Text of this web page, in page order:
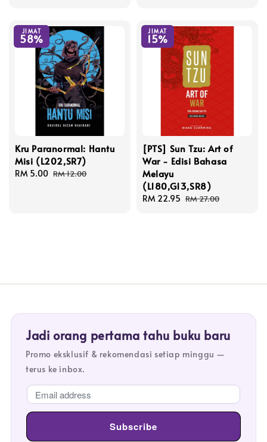
JIMAT
58%
Kru Paranormal: Hantu
Misi (L202,SR7)
Sale
RM 5.00 Regular
RM 12.00
JIMAT
15%
[PTS] Sun Tzu: Art of
War - Edisi Bahasa
Melayu
(L180,G13,SR8)
Sale
RM 22.95 Regular
RM 27.00
Jadi orang pertama tahu buku baru
Promo eksklusif & rekomendasi setiap minggu —
terus ke inbox.